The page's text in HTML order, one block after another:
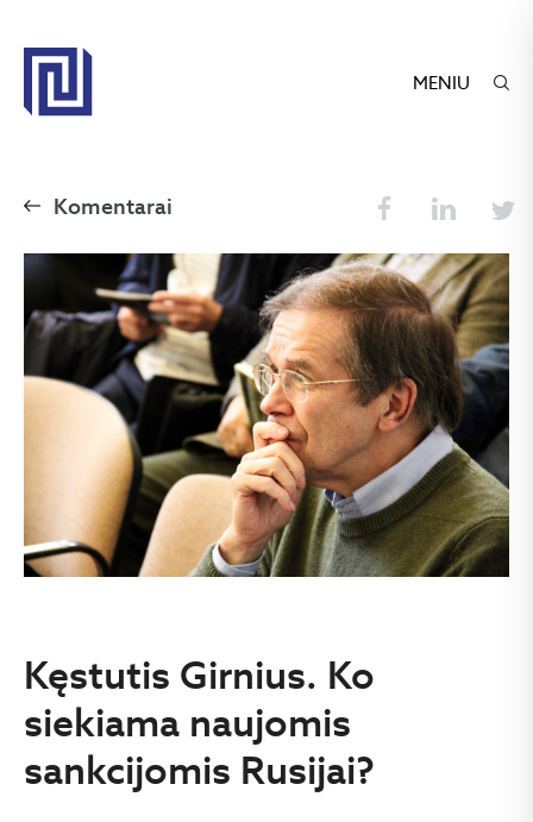
MENIU
Komentarai
Kęstutis Girnius. Ko
siekiama naujomis
sankcijomis Rusijai?